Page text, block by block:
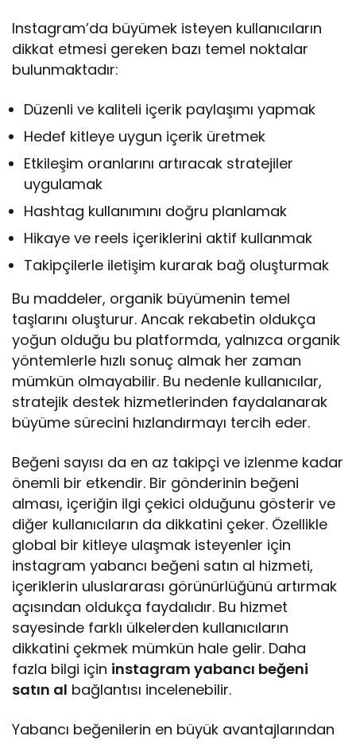
Instagram’da büyümek isteyen kullanıcıların
dikkat etmesi gereken bazı temel noktalar
bulunmaktadır:
Düzenli ve kaliteli içerik paylaşımı yapmak
Hedef kitleye uygun içerik üretmek
Etkileşim oranlarını artıracak stratejiler
uygulamak
Hashtag kullanımını doğru planlamak
Hikaye ve reels içeriklerini aktif kullanmak
Takipçilerle iletişim kurarak bağ oluşturmak
Bu maddeler, organik büyümenin temel
taşlarını oluşturur. Ancak rekabetin oldukça
yoğun olduğu bu platformda, yalnızca organik
yöntemlerle hızlı sonuç almak her zaman
mümkün olmayabilir. Bu nedenle kullanıcılar,
stratejik destek hizmetlerinden faydalanarak
büyüme sürecini hızlandırmayı tercih eder.
Beğeni sayısı da en az takipçi ve izlenme kadar
önemli bir etkendir. Bir gönderinin beğeni
alması, içeriğin ilgi çekici olduğunu gösterir ve
diğer kullanıcıların da dikkatini çeker. Özellikle
global bir kitleye ulaşmak isteyenler için
instagram yabancı beğeni satın al hizmeti,
içeriklerin uluslararası görünürlüğünü artırmak
açısından oldukça faydalıdır. Bu hizmet
sayesinde farklı ülkelerden kullanıcıların
dikkatini çekmek mümkün hale gelir. Daha
fazla bilgi için instagram yabancı beğeni
satın al bağlantısı incelenebilir.
Yabancı beğenilerin en büyük avantajlarından